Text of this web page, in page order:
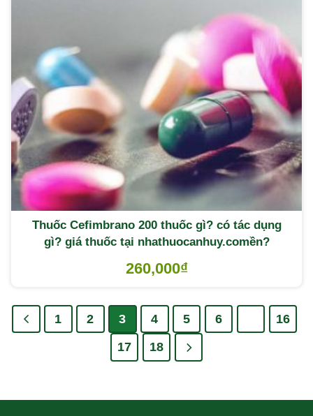
Thuốc Cefimbrano 200 thuốc gì? có tác dụng
gì? giá thuốc tại nhathuocanhuy.comền?
260,000₫
1 2 3 4 5 6 16
17 18